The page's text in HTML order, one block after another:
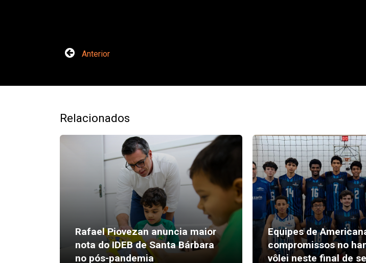
Anterior
Relacionados
Rafael Piovezan anuncia maior
nota do IDEB de Santa Bárbara
no pós-pandemia
Equipes de
compromissos no
vôlei neste final de